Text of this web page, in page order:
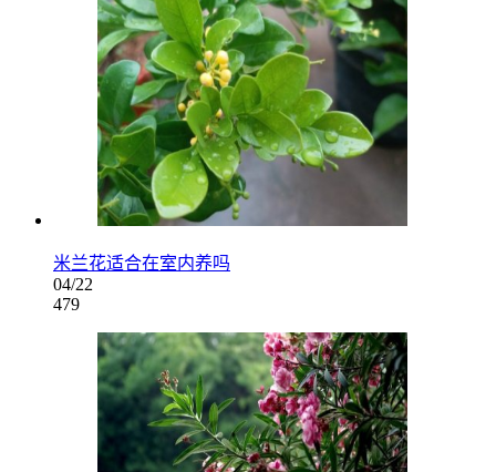
米兰花适合在室内养吗
04/22
479